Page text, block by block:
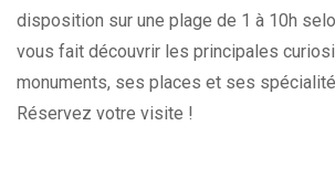
disposition sur une plage de 1 à 10h
vous fait découvrir les principales
monuments, ses places et ses
Réservez votre visite !